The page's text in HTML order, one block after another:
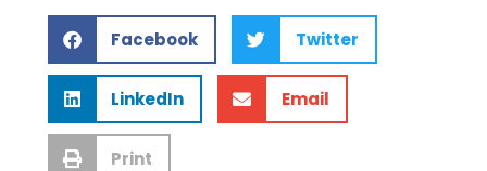
Facebook Twitter
LinkedIn Email
Print